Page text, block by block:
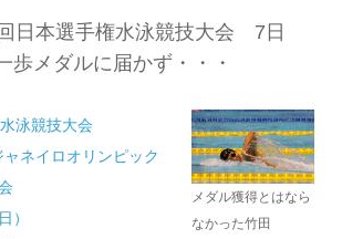
日本選手権水泳競技大会 7日
メダルに届かず・・・
泳競技大会
ネイロオリンピック
）
メダル獲得とはなら
なかった竹田